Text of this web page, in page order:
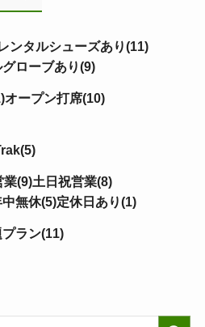
ンタルシューズあり(11)
ローブあり(9)
オープン打席(10)
業(9)土日祝営業(8)
無休(5)定休日あり(1)
ラン(11)